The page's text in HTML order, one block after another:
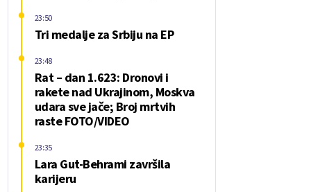
Tri medalje za Srbiju na EP
23:50
Rat – dan 1.623: Dronovi i
rakete nad Ukrajinom, Moskva
udara sve jače; Broj mrtvih
raste FOTO/VIDEO
23:48
Lara Gut-Behrami završila
karijeru
23:35